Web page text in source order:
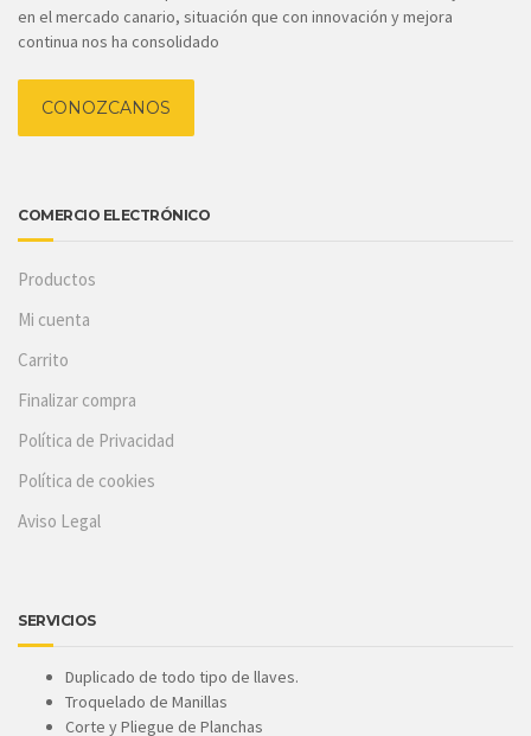
en el mercado canario, situación que con innovación y mejora
continua nos ha consolidado
CONOZCANOS
COMERCIO ELECTRÓNICO
Productos
Mi cuenta
Carrito
Finalizar compra
Política de Privacidad
Política de cookies
Aviso Legal
SERVICIOS
Duplicado de todo tipo de llaves.
Troquelado de Manillas
Corte y Pliegue de Planchas